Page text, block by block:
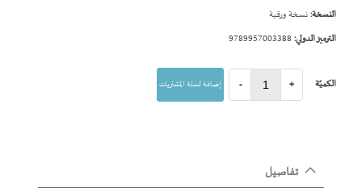
النسخة:نسخة ورقية
الترميز الدولي:
الكميّة - + إضافة لسلة المشتريات
تفاصيل